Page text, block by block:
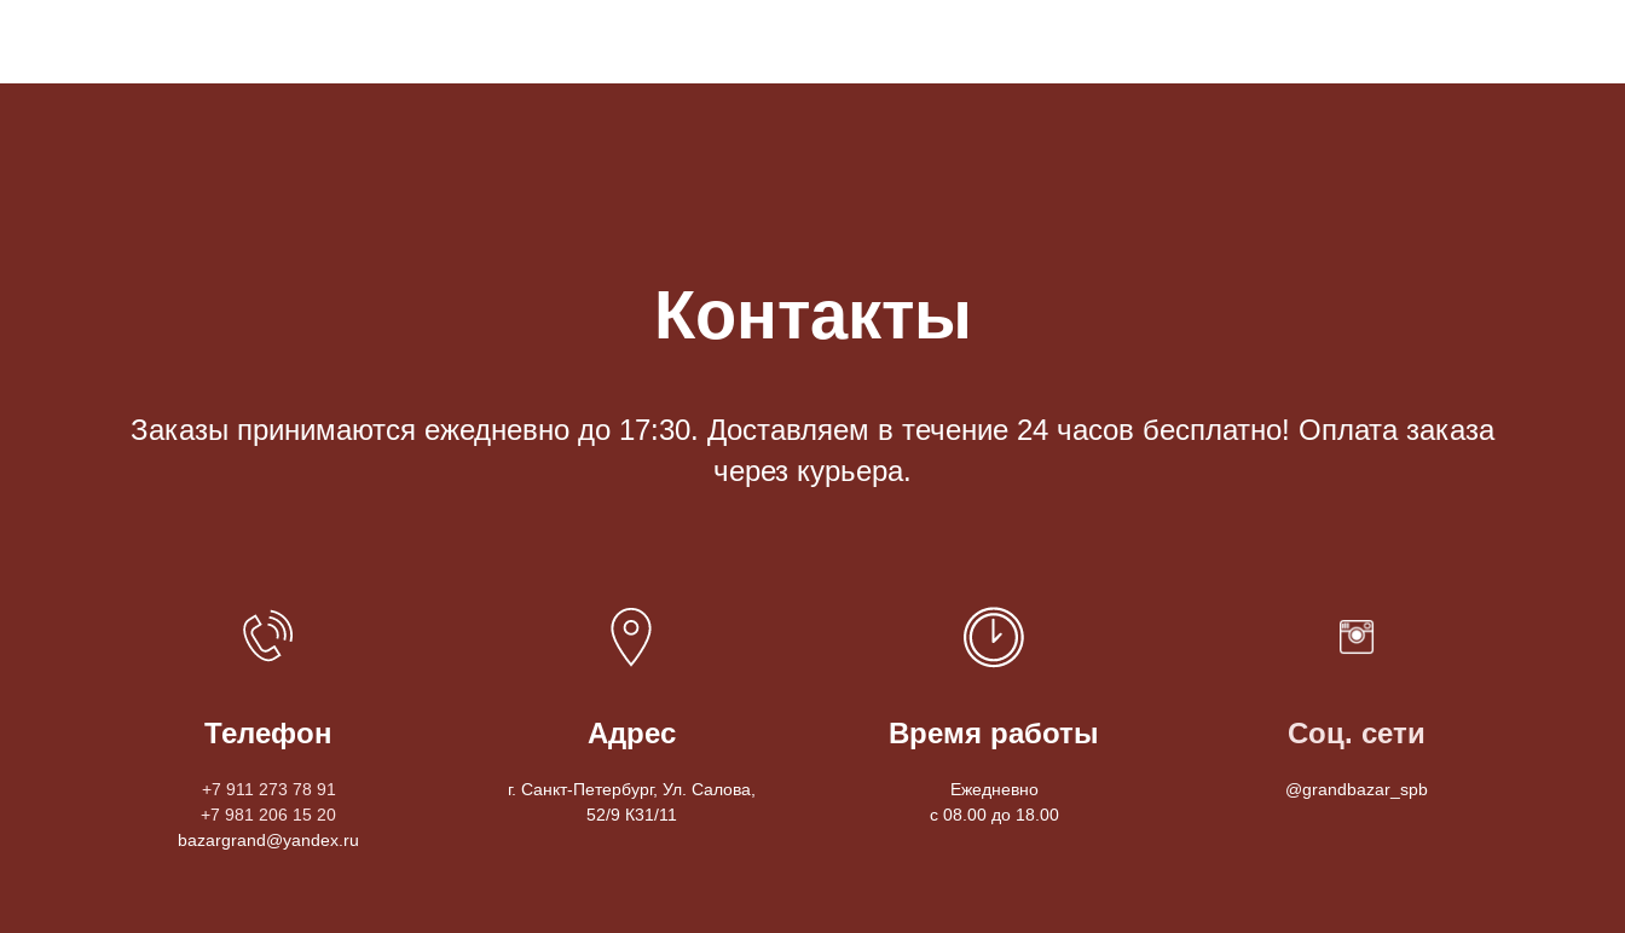
Контакты
Заказы принимаются eжедневно до 17:30. Доставляем в течение 24 часов бесплатно! Оплата заказа
через курьера.
Телефон
+7 911 273 78 91
+7 981 206 15 20
bazargrand@yandex.ru
Адрес
г. Санкт-Петербург, Ул. Салова,
52/9 К31/11
Время работы
Ежедневно
с 08.00 до 18.00
Соц. сети
@grandbazar_spb